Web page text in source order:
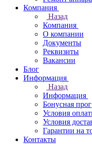
Компания
Назад
Компания
О компании
Документы
Реквизиты
Вакансии
Блог
Информация
Назад
Информация
Бонусная
Условия
Условия
Гарантии на
Контакты